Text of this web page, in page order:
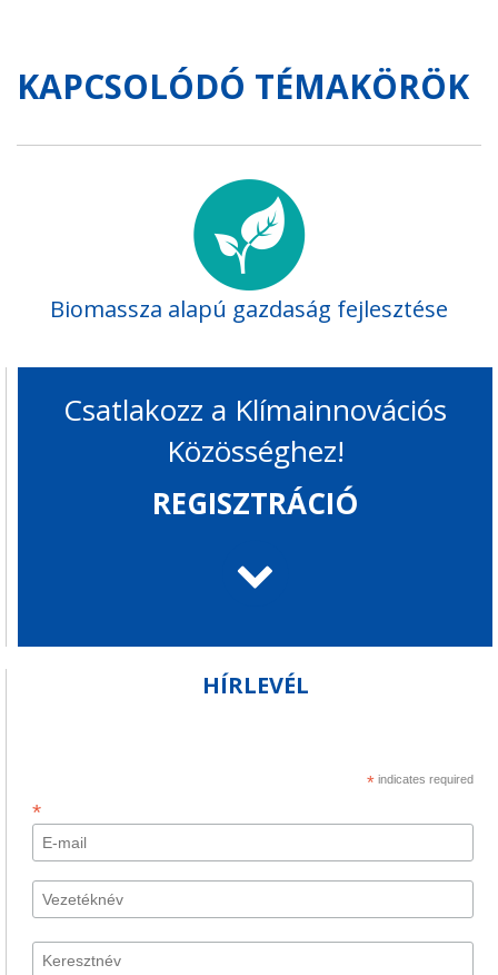
KAPCSOLÓDÓ TÉMAKÖRÖK
Biomassza alapú gazdaság fejlesztése
Csatlakozz a Klímainnovációs
Közösséghez!
REGISZTRÁCIÓ
HÍRLEVÉL
* indicates required
*